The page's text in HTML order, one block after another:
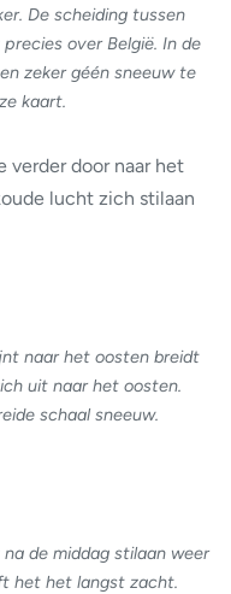
De scheiding tussen
over België. In de
zeker géén sneeuw te
kaart.
verder door naar het
lucht zich stilaan
naar het oosten breidt
uit naar het oosten.
schaal sneeuw.
de middag stilaan weer
het het langst zacht.